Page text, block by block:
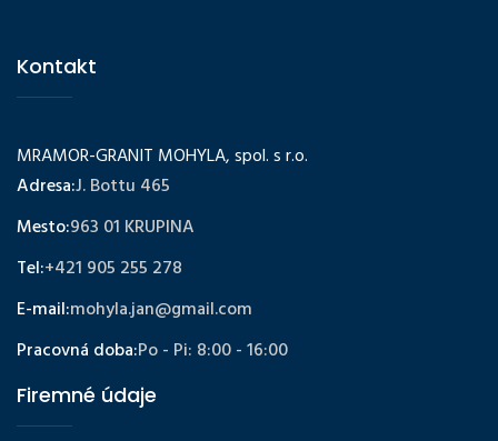
Kontakt
MRAMOR-GRANIT MOHYLA, spol. s r.o.
Adresa:J. Bottu 465
Mesto:963 01 KRUPINA
Tel:+421 905 255 278
E-mail:mohyla.jan@gmail.com
Pracovná doba:Po - Pi: 8:00 - 16:00
Firemné údaje